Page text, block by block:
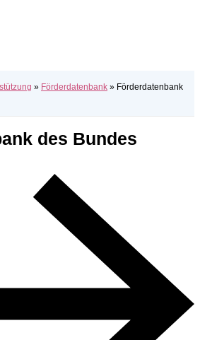
» Förderdatenbank » Förderdatenbank
des Bundes